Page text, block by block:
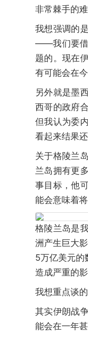
非常棘手的难
我想强调的
——我们要借
题的。现在
有可能会在
另外就是墨
西哥的政府
但我认为委
看起来结果还
关于格陵兰
兰岛拥有更
事目标，他
能会意味着
格陵兰岛是
洲产生巨大
5万亿美元的
造成严重的
我想重点谈
其实伊朗战
能会在一年